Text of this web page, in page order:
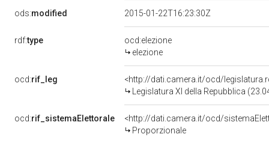
ods:modified 2015-01-22T16:23:30Z
rdf:type
ocd:elezione
elezione
ocd:rif_leg
<http://dati.camera.it/ocd/
Legislatura XI della Repubblica
ocd:rif_sistemaElettorale
<http://dati.camera.it/ocd/
Proporzionale